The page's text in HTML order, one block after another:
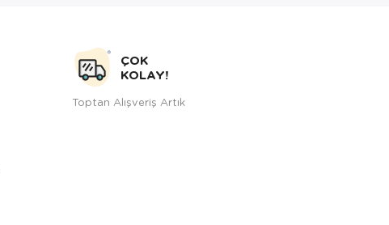
ÇOK
KOLAY!
Toptan Alışveriş Artık